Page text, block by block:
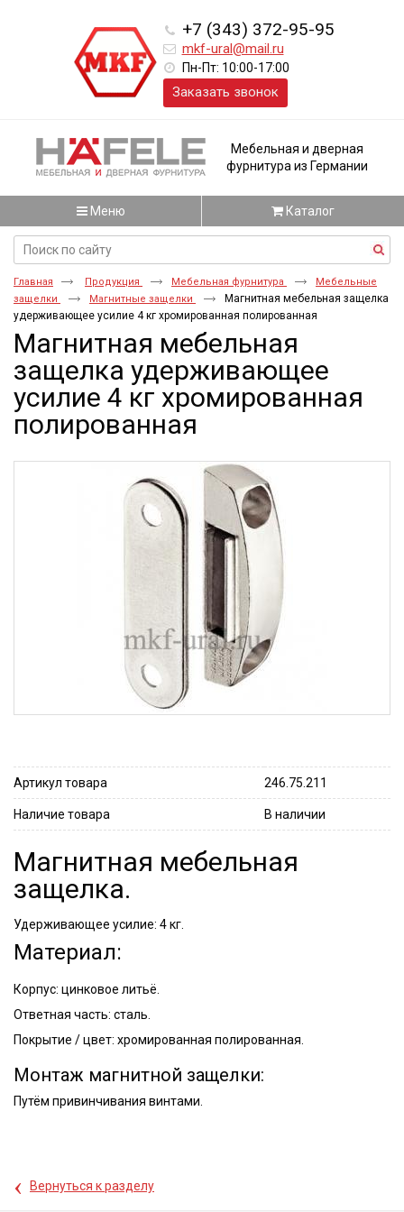
+7 (343) 372-95-95
mkf-ural@mail.ru
Пн-Пт: 10:00-17:00
Заказать звонок
Мебельная и дверная
фурнитура из Германии
Меню Каталог
Главная Продукция Мебельная фурнитура
Мебельные
защелки
Магнитные защелки
Магнитная мебельная защелка
удерживающее усилие 4 кг хромированная полированная
Магнитная мебельная
защелка удерживающее
усилие 4 кг хромированная
полированная
Артикул товара 246.75.211
Наличие товара В наличии
Магнитная мебельная
защелка.
Удерживающее усилие: 4 кг.
Материал:
Корпус: цинковое литьё.
Ответная часть: сталь.
Покрытие / цвет: хромированная полированная.
Монтаж магнитной защелки:
Путём привинчивания винтами.
‹ Вернуться к разделу